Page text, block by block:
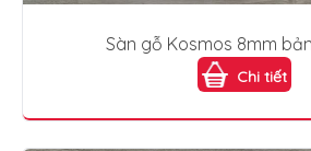
Sàn gỗ Kosmos 8mm
Chi tiết